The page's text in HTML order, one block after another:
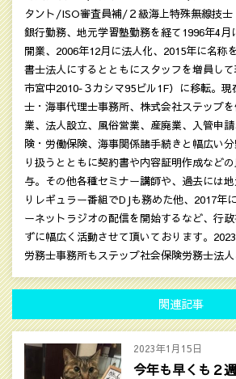
タント/ISO審査員補/２級海上特殊無線技士
銀行勤務、地元学習塾勤務を経て1996年4
開業、2006年12月に法人化、2015年に名称
書士法人にするとともにスタッフを増員し
市宮中2010‐３カシマ95ビル1F）に移転。
士・海事代理士事務所、株式会社ステップ
業、法人設立、風俗営業、産廃業、入管申
険・労働保険、海事関係諸手続きと幅広い
り扱うとともに契約書や内容証明作成など
与。その他各種セミナー講師や、過去には
りレギュラー番組でDJも務めた他、2017年
ーネットラジオの配信を開始するなど、行
ずに幅広く活動させて頂いております。
労務士事務所もステップ社会保険労務士法人
関連記事
2023年1月15日
今年も早くも２